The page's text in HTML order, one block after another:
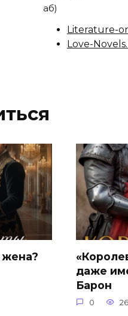
Literature-
Love-
даже
Барон
0